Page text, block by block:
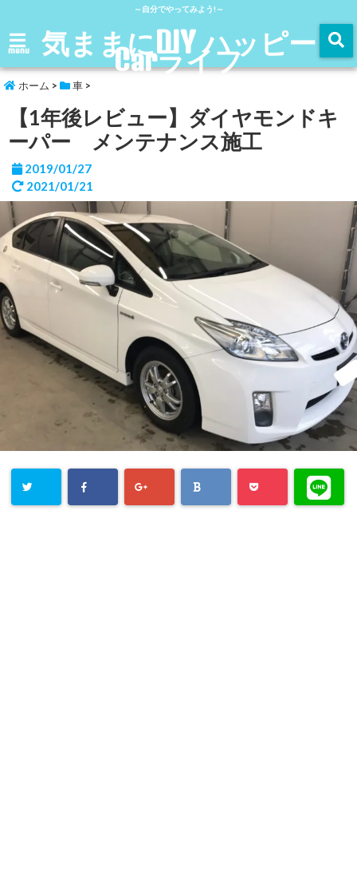
～自分でやってみよう!～
menu 気ままにDIY ハッピー
Carライフ
ホーム > 車 >
【1年後レビュー】ダイヤモンドキ
ーパー メンテナンス施工
2019/01/27
2021/01/21